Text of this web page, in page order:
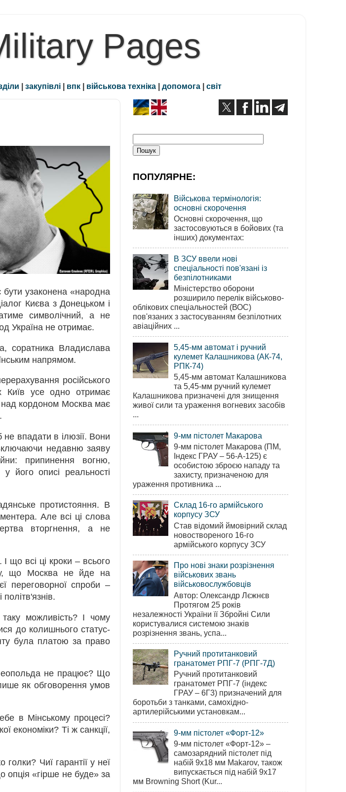
Pages
| закупівлі | впк | військова техніка | допомога | світ
бути узаконена «народна
Києва з Донецьком і
символічний, а не
Україна не отримає.
соратника Владислава
напрямом.
російського
Київ усе одно отримає
над кордоном Москва має
не впадати в ілюзії. Вони
Включаючи недавню заяву
припинення вогню,
його описі реальності
протистояння. В
Але всі ці слова
вторгнення, а не
що всі ці кроки ‒ всього
що Москва не йде на
переговорної спроби ‒
можливість? І чому
до колишнього статус-
була платою за право
не працює? Що
як обговорення умов
в Мінському процесі?
економіки? Ті ж санкції,
Чиї гарантії у неї
опція «гірше не буде» за
ПОПУЛЯРНЕ:
Військова термінологія:
основні скорочення
Основні скорочення, що
застосовуються в бойових (та
інших) документах:
В ЗСУ ввели нові
спеціальності пов'язані із
безпілотниками
Міністерство оборони
розширило перелік військово-
облікових спеціальностей (ВОС)
пов'язаних з застосуванням безпілотних
авіаційних ...
5,45-мм автомат і ручний
кулемет Калашникова (АК-74,
РПК-74)
5,45-мм автомат Калашникова
та 5,45-мм ручний кулемет
Калашникова призначені для знищення
живої сили та ураження вогневих засобів
...
9-мм пістолет Макарова
9-мм пістолет Макарова (ПМ,
Індекс ГРАУ – 56-А-125) є
особистою зброєю нападу та
захисту, призначеною для
ураження противника ...
Склад 16-го армійського
корпусу ЗСУ
Став відомий ймовірний склад
новоствореного 16-го
армійського корпусу ЗСУ
Про нові знаки розрізнення
військових звань
військовослужбовців
Автор: Олександр Лєжнєв
Протягом 25 років
незалежності України її Збройні Сили
користувалися системою знаків
розрізнення звань, успа...
Ручний протитанковий
гранатомет РПГ-7 (РПГ-7Д)
Ручний протитанковий
гранатомет РПГ-7 (індекс
ГРАУ – 6Г3) призначений для
боротьби з танками, самохідно-
артилерійськими установкам...
9-мм пістолет «Форт-12»
9-мм пістолет «Форт-12» –
самозарядний пістолет під
набій 9х18 мм Makarov, також
випускається під набій 9х17
мм Browning Short (Kur...